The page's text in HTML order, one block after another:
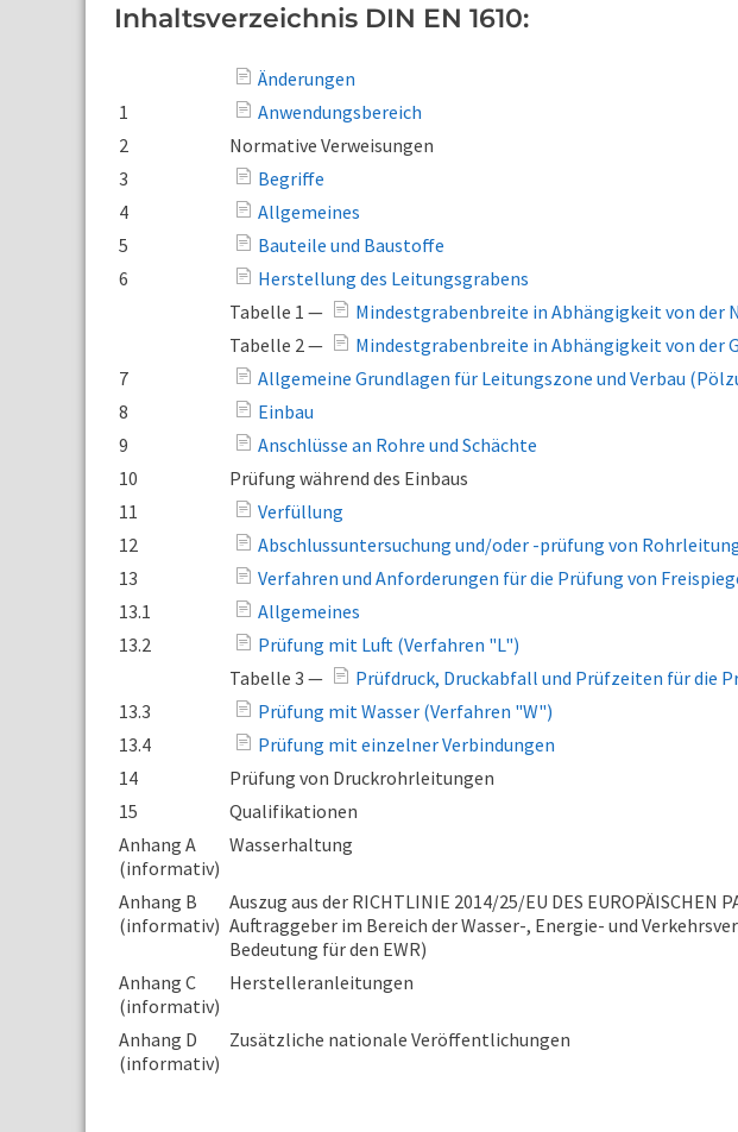
Inhaltsverzeichnis DIN EN 1610:
Änderungen
1
Anwendungsbereich
2
Normative Verweisungen
3
Begriffe
4
Allgemeines
5
Bauteile und Baustoffe
6
Herstellung des Leitungsgrabens
Tabelle 1 —
Mindestgrabenbreite in Abhängigkeit von der
Tabelle 2 —
Mindestgrabenbreite in Abhängigkeit von der
7
Allgemeine Grundlagen für Leitungszone und Verbau
8
Einbau
9
Anschlüsse an Rohre und Schächte
10
Prüfung während des Einbaus
11
Verfüllung
12
Abschlussuntersuchung und/oder -prüfung von
13
Verfahren und Anforderungen für die Prüfung von
13.1
Allgemeines
13.2
Prüfung mit Luft (Verfahren "L")
Tabelle 3 —
Prüfdruck, Druckabfall und Prüfzeiten für die
13.3
Prüfung mit Wasser (Verfahren "W")
13.4
Prüfung mit einzelner Verbindungen
14
Prüfung von Druckrohrleitungen
15
Qualifikationen
Anhang A
(informativ)
Wasserhaltung
Anhang B
(informativ)
Auszug aus der RICHTLINIE 2014/25/EU DES EUROPÄISCHEN
Auftraggeber im Bereich der Wasser-, Energie- und
Bedeutung für den EWR)
Anhang C
(informativ)
Herstelleranleitungen
Anhang D
(informativ)
Zusätzliche nationale Veröffentlichungen